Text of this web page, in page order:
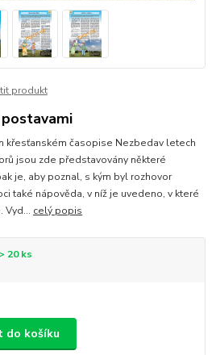
produkt
křesťanském časopise Nezbedav letech
jsou zde představovány některé
je, aby poznal, s kým byl rozhovor
také nápověda, v níž je uvedeno, v které
Vyd... celý popis
20 ks
do košíku